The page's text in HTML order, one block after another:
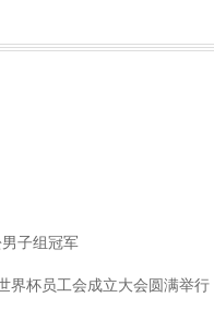
子组冠军
杯员工会成立大会圆满举行